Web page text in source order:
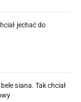
jechać do
siana. Tak chciał